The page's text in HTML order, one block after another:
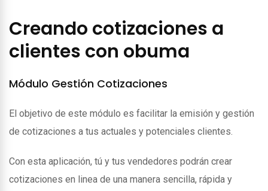
Creando cotizaciones a
clientes con obuma
Módulo Gestión Cotizaciones
El objetivo de este módulo es facilitar la emisión y gestión
de cotizaciones a tus actuales y potenciales clientes.
Con esta aplicación, tú y tus vendedores podrán crear
cotizaciones en linea de una manera sencilla, rápida y